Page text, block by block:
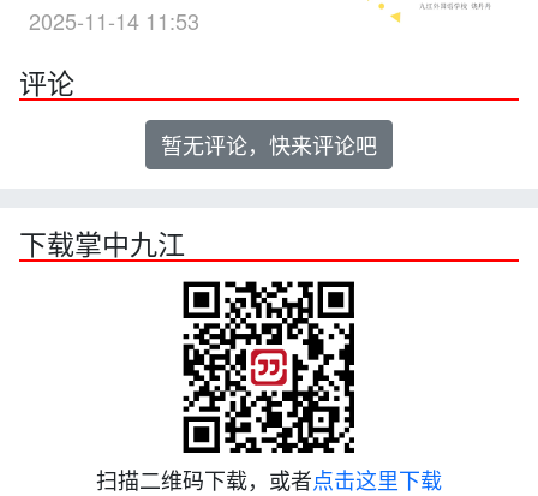
2025-11-14 11:53
评论
暂无评论，快来评论吧
下载掌中九江
扫描二维码下载，或者点击这里下载